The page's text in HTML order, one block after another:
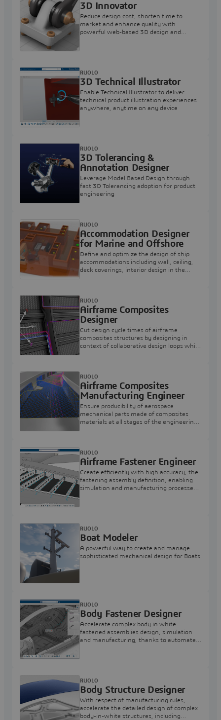
3D Innovator
Reduce design cost, shorten time to
market and enhance quality with
powerful web-based 3D design and
3D Technical Illustrator
Enable Technical Illustrator to deliver
technical product illustration experiences
anywhere, anytime on any device
RUOLO
3D Tolerancing &
Annotation Designer
Leverage Model Based Design through
fast 3D Tolerancing adoption for product
engineering
RUOLO
Accommodation Designer
for Marine and Offshore
Define and optimize the design of ship
accommodations including wall, ceiling,
deck coverings, interior design in the
RUOLO
Airframe Composites
Designer
Cut design cycle times of airframe
composites structures by designing in
context of collaborative design loops while
RUOLO
Airframe Composites
Manufacturing Engineer
Ensure producibility of aerospace
mechanical parts made of composites
materials at all stages of the engineering
RUOLO
Airframe Fastener Engineer
Create efficiently with high accuracy, the
fastening assembly definition, enabling
simulation and manufacturing processes,
RUOLO
Boat Modeler
A powerful way to create and manage
sophisticated mechanical design for Boats
RUOLO
Body Fastener Designer
Accelerate complex body in white
fastened assemblies design, simulation
and manufacturing, thanks to automated
RUOLO
Body Structure Designer
With respect of manufacturing rules,
accelerate the detailed design of complex
body-in-white structures, including
RUOLO